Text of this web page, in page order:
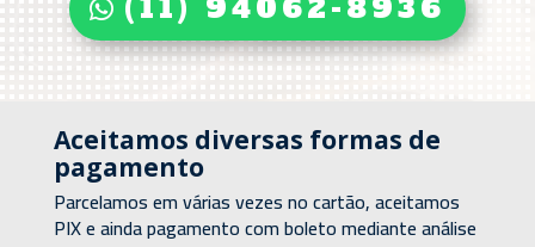
(11) 94062-8936
Aceitamos diversas formas de
pagamento
Parcelamos em várias vezes no cartão, aceitamos
PIX e ainda pagamento com boleto mediante análise